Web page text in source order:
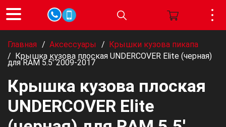
Главная / Аксессуары / Крышки кузова пикапа
/ Крышка кузова плоская UNDERCOVER Elite (черная)
для RAM 5.5' 2009-2017
Крышка кузова плоская
UNDERCOVER Elite